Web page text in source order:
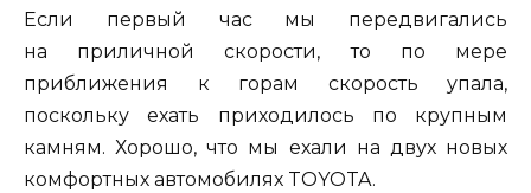
Если первый час мы передвигались
на приличной скорости, то по мере
приближения к горам скорость упала,
поскольку ехать приходилось по крупным
камням. Хорошо, что мы ехали на двух новых
комфортных автомобилях TOYOTA.